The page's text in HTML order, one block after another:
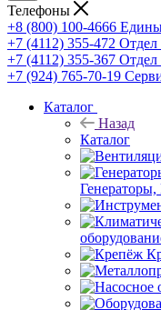
Телефоны
+8 (800) 100-4666
+7 (4112) 355-472 Отдел
+7 (4112) 355-367 Отдел
+7 (924) 765-70-19
Каталог
Назад
Каталог